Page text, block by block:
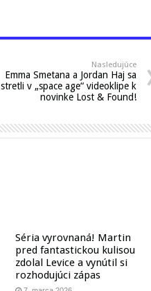
Nasledujúce
Emma Smetana a Jordan Haj sa
stretli v „space age“ videoklipe k
novinke Lost & Found!
Séria vyrovnaná! Martin
pred fantastickou kulisou
zdolal Levice a vynútil si
rozhodujúci zápas